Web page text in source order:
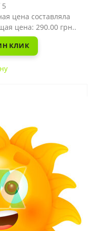
цена составляла
цена: 290.00 грн..
КЛИК